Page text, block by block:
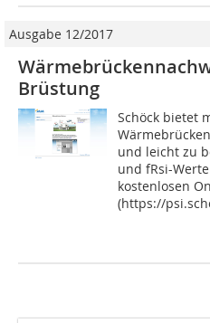
Ausgabe 12/2017
Brüstung
Schöck bietet
und leicht zu
und fRsi-
kostenlosen
(https://